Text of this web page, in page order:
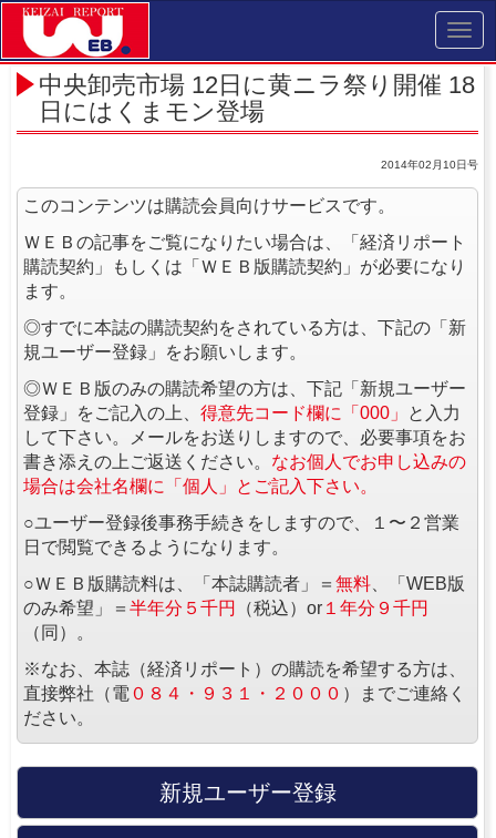
中央卸売市場 12日に黄ニラ祭り開催 18
日にはくまモン登場
2014年02月10日号
このコンテンツは購読会員向けサービスです。
ＷＥＢの記事をご覧になりたい場合は、「経済リポート
購読契約」もしくは「ＷＥＢ版購読契約」が必要になり
ます。
◎すでに本誌の購読契約をされている方は、下記の「新
規ユーザー登録」をお願いします。
◎ＷＥＢ版のみの購読希望の方は、下記「新規ユーザー
登録」をご記入の上、 得意先コード欄に「000」
と入力
して下さい。メールをお送りしますので、必要事項をお
書き添えの上ご返送ください。 なお個人でお申し込みの
場合は会社名欄に「個人」とご記入下さい。
○ユーザー登録後事務手続きをしますので、１〜２営業
日で閲覧できるようになります。
○ＷＥＢ版購読料は、「本誌購読者」＝ 無料 、「WEB版
のみ希望」＝ 半年分５千円 （税込）or １年分９千円
（同）。
※なお、本誌（経済リポート）の購読を希望する方は、
直接弊社（電 ０８４・９３１・２０００ ）までご連絡く
ださい。
新規ユーザー登録